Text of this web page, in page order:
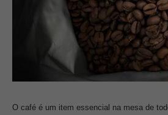
O café é um item essencial na mesa de